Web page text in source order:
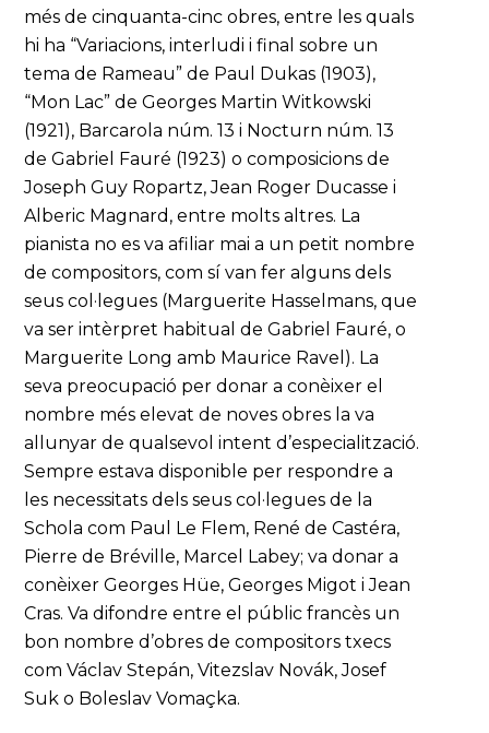
més de cinquanta-cinc obres, entre les quals
hi ha “Variacions, interludi i final sobre un
tema de Rameau” de Paul Dukas (1903),
“Mon Lac” de Georges Martin Witkowski
(1921), Barcarola núm. 13 i Nocturn núm. 13
de Gabriel Fauré (1923) o composicions de
Joseph Guy Ropartz, Jean Roger Ducasse i
Alberic Magnard, entre molts altres. La
pianista no es va afiliar mai a un petit nombre
de compositors, com sí van fer alguns dels
seus col·legues (Marguerite Hasselmans, que
va ser intèrpret habitual de Gabriel Fauré, o
Marguerite Long amb Maurice Ravel). La
seva preocupació per donar a conèixer el
nombre més elevat de noves obres la va
allunyar de qualsevol intent d’especialització.
Sempre estava disponible per respondre a
les necessitats dels seus col·legues de la
Schola com Paul Le Flem, René de Castéra,
Pierre de Bréville, Marcel Labey; va donar a
conèixer Georges Hüe, Georges Migot i Jean
Cras. Va difondre entre el públic francès un
bon nombre d’obres de compositors txecs
com Václav Stepán, Vitezslav Novák, Josef
Suk o Boleslav Vomaçka.